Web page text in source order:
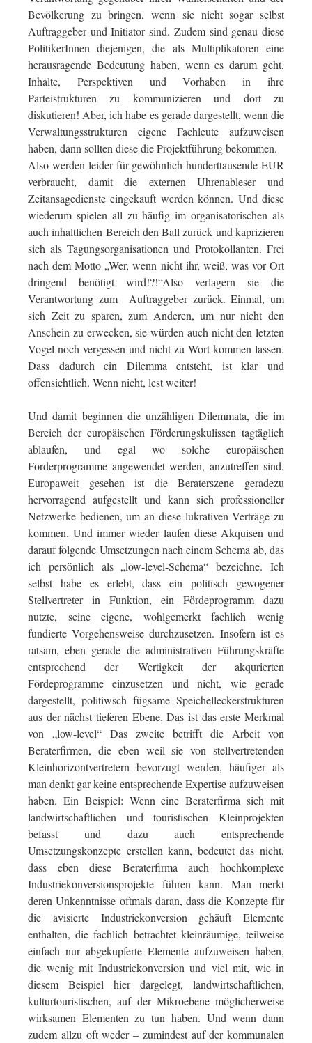
Bevölkerung zu bringen, wenn sie nicht sogar selbst
Auftraggeber und Initiator sind. Zudem sind genau diese
PolitikerInnen diejenigen, die als Multiplikatoren eine
herausragende Bedeutung haben, wenn es darum geht,
Inhalte, Perspektiven und Vorhaben in ihre
Parteistrukturen zu kommunizieren und dort zu
diskutieren! Aber, ich habe es gerade dargestellt, wenn die
Verwaltungsstrukturen eigene Fachleute aufzuweisen
haben, dann sollten diese die Projektführung bekommen.
Also werden leider für gewöhnlich hunderttausende EUR
verbraucht, damit die externen Uhrenableser und
Zeitansagedienste eingekauft werden können. Und diese
wiederum spielen all zu häufig im organisatorischen als
auch inhaltlichen Bereich den Ball zurück und kaprizieren
sich als Tagungsorganisationen und Protokollanten. Frei
nach dem Motto „Wer, wenn nicht ihr, weiß, was vor Ort
dringend benötigt wird!?!“Also verlagern sie die
Verantwortung zum Auftraggeber zurück. Einmal, um
sich Zeit zu sparen, zum Anderen, um nur nicht den
Anschein zu erwecken, sie würden auch nicht den letzten
Vogel noch vergessen und nicht zu Wort kommen lassen.
Dass dadurch ein Dilemma entsteht, ist klar und
offensichtlich. Wenn nicht, lest weiter!
Und damit beginnen die unzähligen Dilemmata, die im
Bereich der europäischen Förderungskulissen tagtäglich
ablaufen, und egal wo solche europäischen
Förderprogramme angewendet werden, anzutreffen sind.
Europaweit gesehen ist die Beraterszene geradezu
hervorragend aufgestellt und kann sich professioneller
Netzwerke bedienen, um an diese lukrativen Verträge zu
kommen. Und immer wieder laufen diese Akquisen und
darauf folgende Umsetzungen nach einem Schema ab, das
ich persönlich als „low-level-Schema“ bezeichne. Ich
selbst habe es erlebt, dass ein politisch gewogener
Stellvertreter in Funktion, ein Fördeprogramm dazu
nutzte, seine eigene, wohlgemerkt fachlich wenig
fundierte Vorgehensweise durchzusetzen. Insofern ist es
ratsam, eben gerade die administrativen Führungskräfte
entsprechend der Wertigkeit der akqurierten
Fördeprogramme einzusetzen und nicht, wie gerade
dargestellt, politiwsch fügsame Speichelleckerstrukturen
aus der nächst tieferen Ebene. Das ist das erste Merkmal
von „low-level“ Das zweite betrifft die Arbeit von
Beraterfirmen, die eben weil sie von stellvertretenden
Kleinhorizontvertretern bevorzugt werden, häufiger als
man denkt gar keine entsprechende Expertise aufzuweisen
haben. Ein Beispiel: Wenn eine Beraterfirma sich mit
landwirtschaftlichen und touristischen Kleinprojekten
befasst und dazu auch entsprechende
Umsetzungskonzepte erstellen kann, bedeutet das nicht,
dass eben diese Beraterfirma auch hochkomplexe
Industriekonversionsprojekte führen kann. Man merkt
deren Unkenntnisse oftmals daran, dass die Konzepte für
die avisierte Industriekonversion gehäuft Elemente
enthalten, die fachlich betrachtet kleinräumige, teilweise
einfach nur abgekupferte Elemente aufzuweisen haben,
die wenig mit Industriekonversion und viel mit, wie in
diesem Beispiel hier dargelegt, landwirtschaftlichen,
kulturtouristischen, auf der Mikroebene möglicherweise
wirksamen Elementen zu tun haben. Und wenn dann
zudem allzu oft weder – zumindest auf der kommunalen